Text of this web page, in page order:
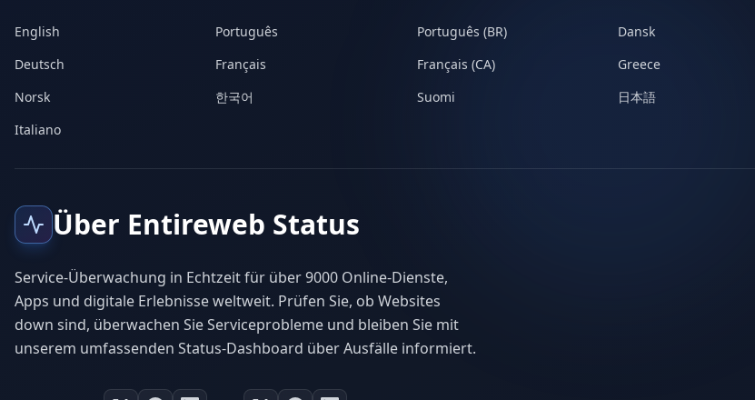
English Português Português (BR) Dansk
Deutsch
Français Français (CA) Greece
Norsk
한국어 Suomi 日本語
Italiano
Über Entireweb Status
Service-Überwachung in Echtzeit für über 9000 Online-Dienste,
Apps und digitale Erlebnisse weltweit. Prüfen Sie, ob Websites
down sind, überwachen Sie Serviceprobleme und bleiben Sie mit
unserem umfassenden Status-Dashboard über Ausfälle informiert.